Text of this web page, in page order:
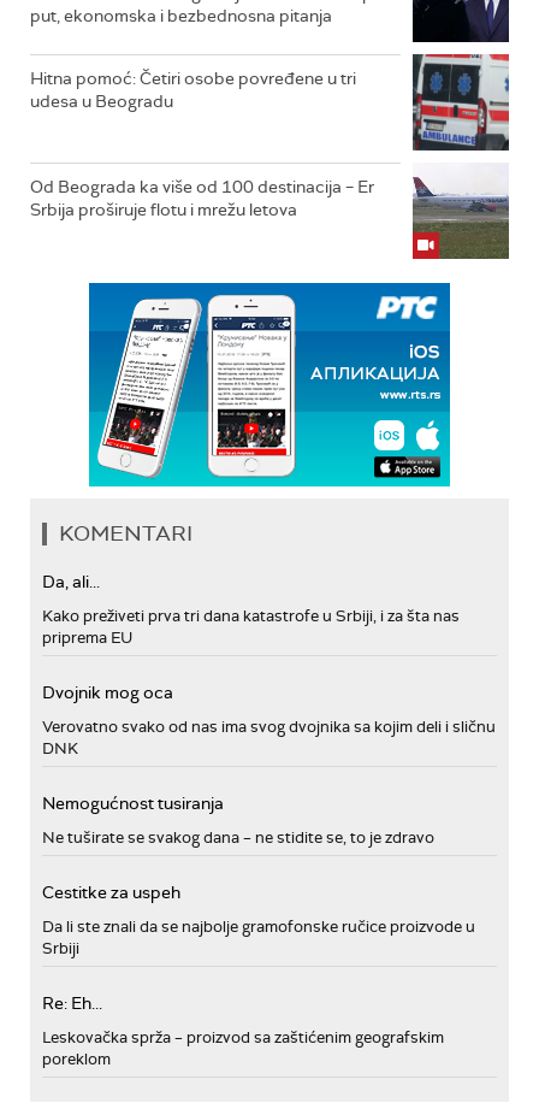
put, ekonomska i bezbednosna pitanja
Hitna pomoć: Četiri osobe povređene u tri
udesa u Beogradu
Od Beograda ka više od 100 destinacija – Er
Srbija proširuje flotu i mrežu letova
KOMENTARI
Da, ali...
Kako preživeti prva tri dana katastrofe u Srbiji, i za šta nas
priprema EU
Dvojnik mog oca
Verovatno svako od nas ima svog dvojnika sa kojim deli i sličnu
DNK
Nemogućnost tusiranja
Ne tuširate se svakog dana – ne stidite se, to je zdravo
Cestitke za uspeh
Da li ste znali da se najbolje gramofonske ručice proizvode u
Srbiji
Re: Eh...
Leskovačka sprža – proizvod sa zaštićenim geografskim
poreklom